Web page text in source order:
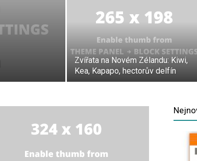
Zvířata na Novém Zélandu: Kiwi,
Kea, Kapapo, hectorův delfín